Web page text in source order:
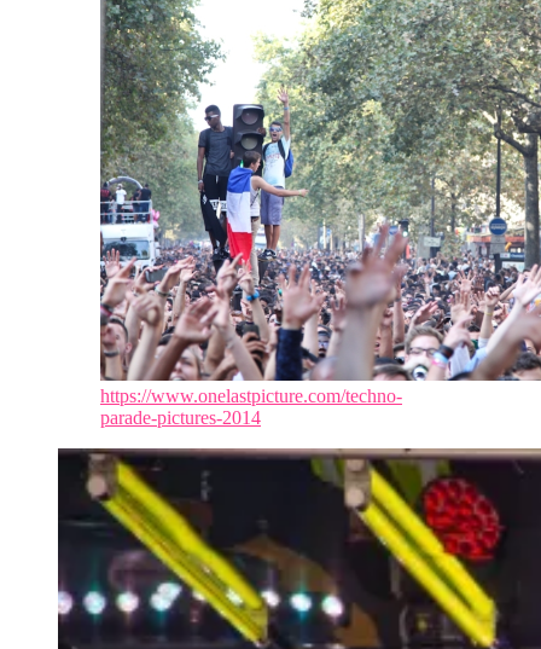
https://www.onelastpicture.com/techno-
parade-pictures-2014